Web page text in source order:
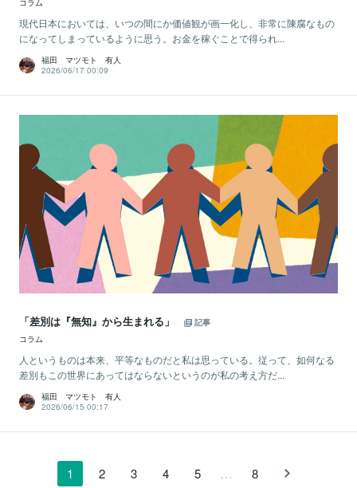
コラム
現代日本においては、いつの間にか価値観が画一化し、非常に陳腐なもの
になってしまっているように思う。お金を稼ぐことで得られ...
福田 マツモト 有人
2026/06/17 00:09
「差別は『無知』から生まれる」
記事
コラム
人というものは本来、平等なものだと私は思っている。従って、如何なる
差別もこの世界にあってはならないというのが私の考え方だ...
福田 マツモト 有人
2026/06/15 00:17
1 2 3 4 5 … 8